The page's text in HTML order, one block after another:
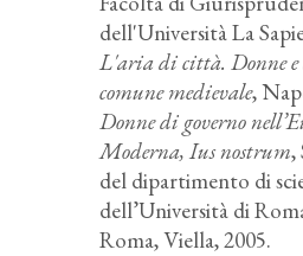
dell'Università La
L'aria di città. Donne
comune medievale,
Donne di governo
Moderna, Ius nostrum,
del dipartimento di
dell’Università di
Roma, Viella, 2005.